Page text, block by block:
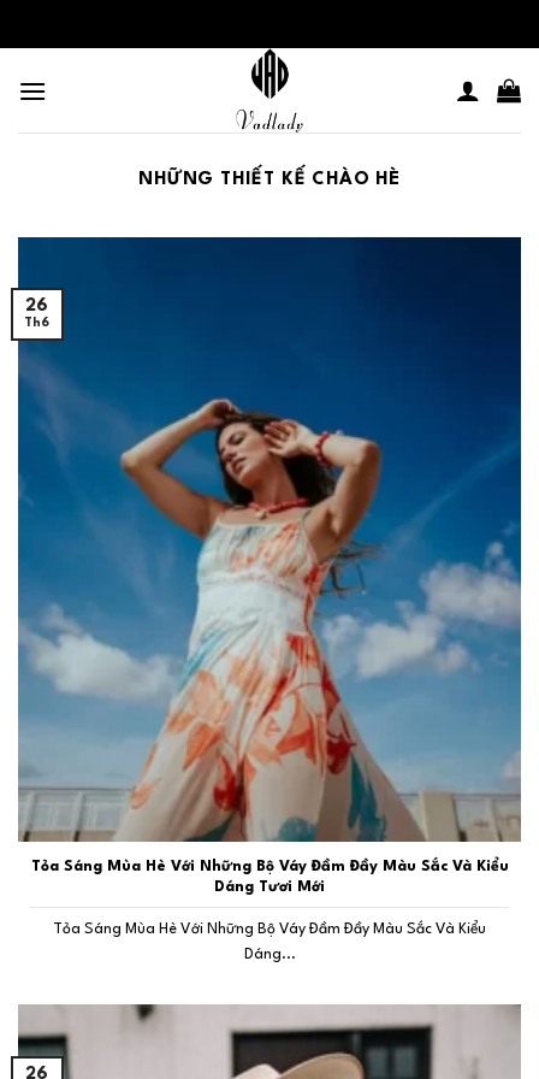
to
NHỮNG THIẾT KẾ CHÀO HÈ
Tỏa Sáng Mùa Hè Với Những Bộ Váy Đầm Đầy Màu Sắc Và Kiểu
Dáng Tươi Mới
Tỏa Sáng Mùa Hè Với Những Bộ Váy Đầm Đầy Màu Sắc Và Kiểu
Dáng...
26
Th6
26